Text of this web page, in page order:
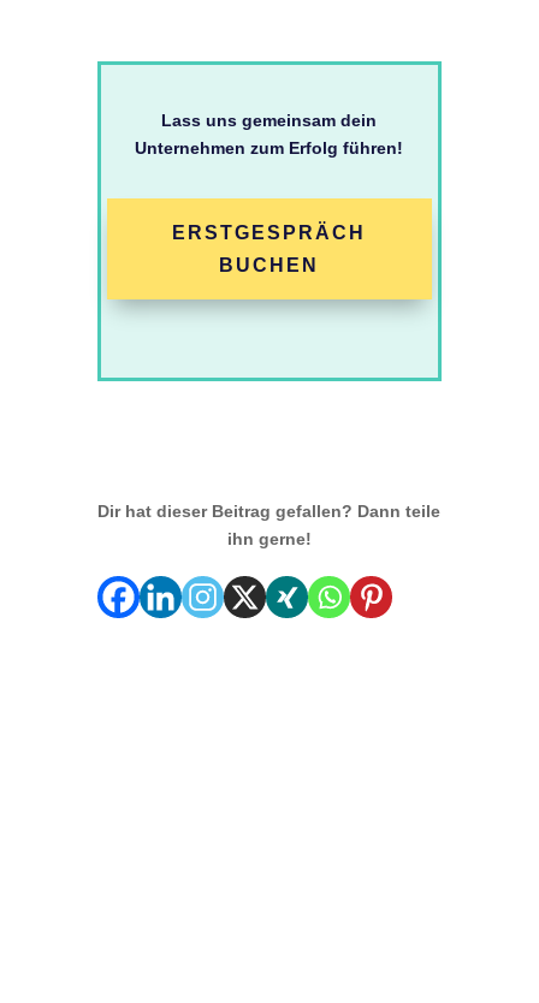
Lass uns gemeinsam dein
Unternehmen zum Erfolg führen!
ERSTGESPRÄCH
BUCHEN
Dir hat dieser Beitrag gefallen? Dann teile
ihn gerne!